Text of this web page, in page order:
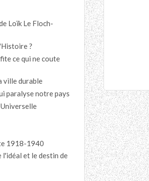
Loïk Le Floch-
?
ce qui ne coute
ville durable
paralyse notre pays
1918-1940
l'idéal et le destin de